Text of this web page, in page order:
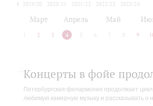
2019/20 2020/21 2021/22 2022/23
2023/24
Март Апрель Май
2 3 4 5 6 7 8 9
Концерты в фойе
Петербургская филармония продолжает
любимую камерную музыку и рассказывать